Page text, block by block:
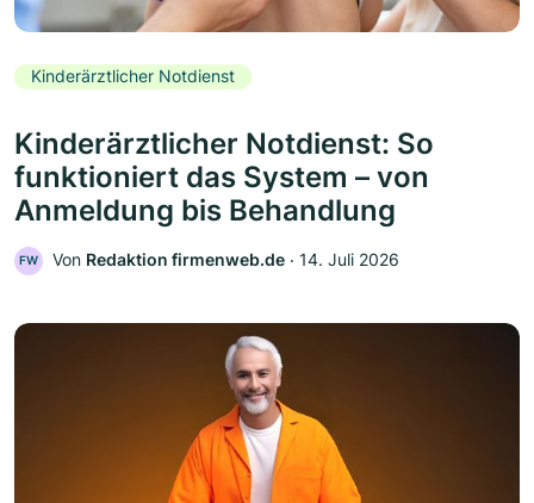
Kinderärztlicher Notdienst
Kinderärztlicher Notdienst: So
funktioniert das System – von
Anmeldung bis Behandlung
FW Von Redaktion firmenweb.de ‧ 14. Juli 2026